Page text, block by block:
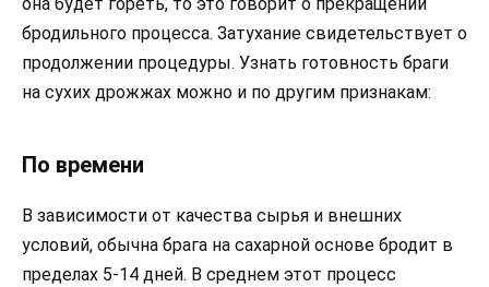
она будет гореть, то это говорит о прекращении
бродильного процесса. Затухание свидетельствует о
продолжении процедуры. Узнать готовность браги
на сухих дрожжах можно и по другим признакам:
По времени
В зависимости от качества сырья и внешних
условий, обычна брага на сахарной основе бродит в
пределах 5-14 дней. В среднем этот процесс